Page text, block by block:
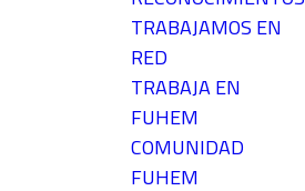
TRABAJAMOS EN
RED
TRABAJA EN
FUHEM
COMUNIDAD
FUHEM